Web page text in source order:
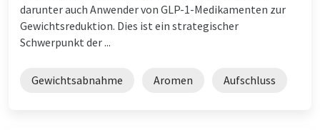
darunter auch Anwender von GLP-1-Medikamenten zur
Gewichtsreduktion. Dies ist ein strategischer
Schwerpunkt der ...
Gewichtsabnahme Aromen Aufschluss